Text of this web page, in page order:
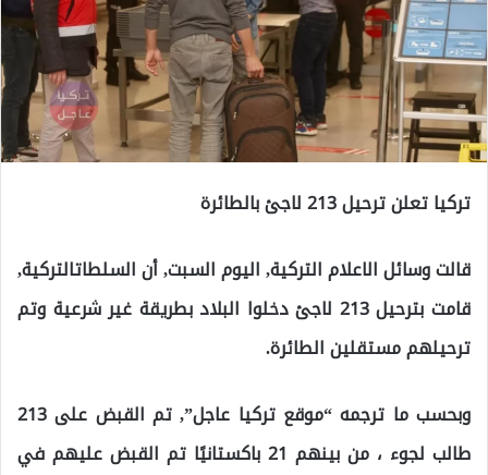
تركيا تعلن ترحيل 213 لاجئ بالطائرة
قالت وسائل الاعلام التركية, اليوم السبت, أن السلطاتالتركية,
قامت بترحيل 213 لاجئ دخلوا البلاد بطريقة غير شرعية وتم
ترحيلهم مستقلين الطائرة.
وبحسب ما ترجمه “موقع تركيا عاجل”, تم القبض على 213
طالب لجوء ، من بينهم 21 باكستانيًا تم القبض عليهم في